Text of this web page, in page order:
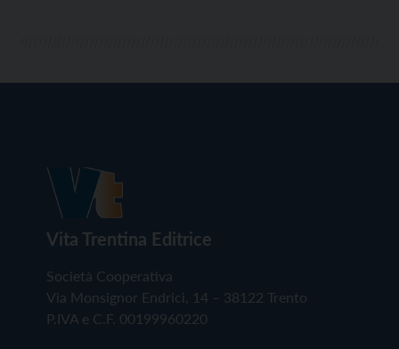
Vita Trentina Editrice
Società Cooperativa
Via Monsignor Endrici, 14 – 38122 Trento
P.IVA e C.F. 00199960220